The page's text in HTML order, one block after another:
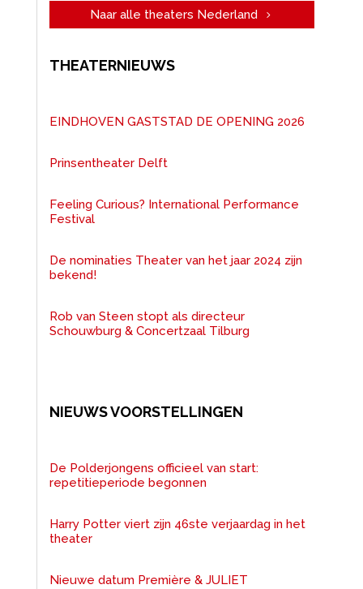
Naar alle theaters Nederland
THEATERNIEUWS
EINDHOVEN GASTSTAD DE OPENING 2026
Prinsentheater Delft
Feeling Curious? International Performance
Festival
De nominaties Theater van het jaar 2024 zijn
bekend!
Rob van Steen stopt als directeur
Schouwburg & Concertzaal Tilburg
NIEUWS VOORSTELLINGEN
De Polderjongens officieel van start:
repetitieperiode begonnen
Harry Potter viert zijn 46ste verjaardag in het
theater
Nieuwe datum Première & JULIET